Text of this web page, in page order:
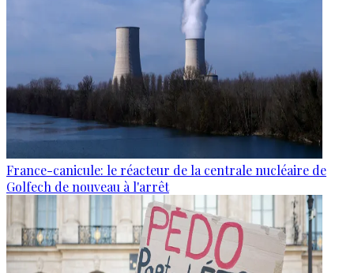
France-canicule: le réacteur de la centrale nucléaire de
Golfech de nouveau à l'arrêt